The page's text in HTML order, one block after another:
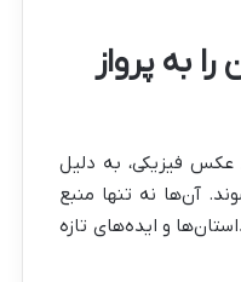
به پرواز
عکس فیزیکی، به دلیل
آن‌ها نه تنها منبع
و ایده‌های تازه